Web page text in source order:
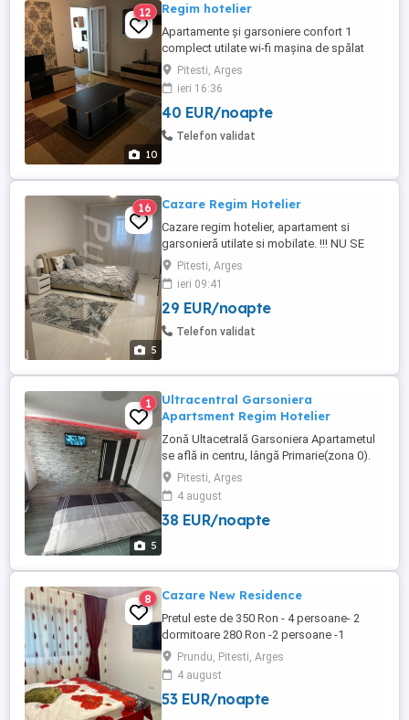
10
12 Regim hotelier
Apartamente și garsoniere confort 1
complect utilate wi-fi mașina de spălat
cuptor microunde frigider lenjerii curate
prosoape ...etc
Pitesti, Arges
ieri 16:36
40 EUR/noapte
Telefon validat
5
16 Cazare Regim Hotelier
Cazare regim hotelier, apartament si
garsonieră utilate si mobilate. !!! NU SE
ACCEPTA ESCORTE !!!
Pitesti, Arges
ieri 09:41
29 EUR/noapte
Telefon validat
5
1
Ultracentral Garsoniera
Apartsment Regim Hotelier
Zonă Ultacetrală Garsoniera Apartametul
se află in centru, lângă Primarie(zona 0).
Garsonieră 200 lei 24 h Apartament 250 lei
24 h 3 ore 150 lei Complet mobilat si utilat.
Check in-dupa ora 12:00 Check out-până
in ora 10:00-11:00 Dispun de mai multe
Pitesti, Arges
4 august
38 EUR/noapte
8 Cazare New Residence
Pretul este de 350 Ron - 4 persoane- 2
dormitoare 280 Ron -2 persoane -1
dormitor 220 Ron-1 persoana-1 dormitor
Apartament nou in regim hotelier!!!
Dispune de curte si parcare privata gratui(
nu este necesara rezervarea) Internet
Prundu, Pitesti, Arges
4 august
53 EUR/noapte